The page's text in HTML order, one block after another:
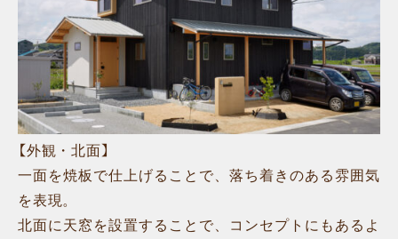
【外観・北面】
一面を焼板で仕上げることで、落ち着きのある雰囲気
を表現。
北面に天窓を設置することで、コンセプトにもあるよ